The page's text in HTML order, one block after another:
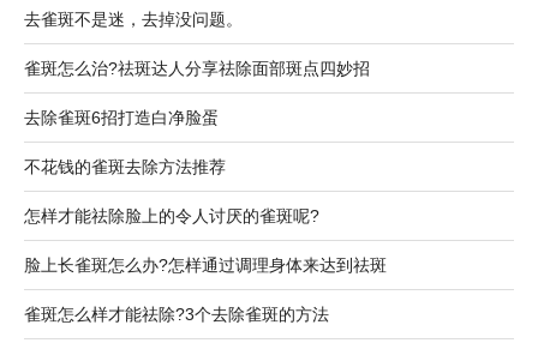
去雀斑不是迷，去掉没问题。
雀斑怎么治?祛斑达人分享祛除面部斑点四妙招
去除雀斑6招打造白净脸蛋
不花钱的雀斑去除方法推荐
怎样才能祛除脸上的令人讨厌的雀斑呢?
脸上长雀斑怎么办?怎样通过调理身体来达到祛斑
雀斑怎么样才能祛除?3个去除雀斑的方法